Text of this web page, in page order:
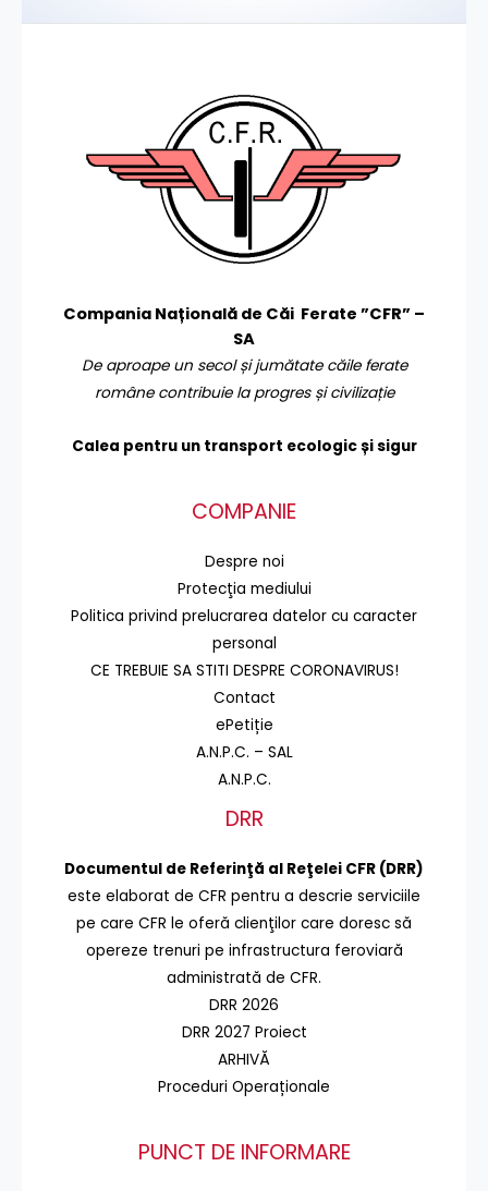
Compania Națională de Căi Ferate ”CFR” –
SA
De aproape un secol și jumătate căile ferate
române contribuie la progres și civilizație
Calea pentru un transport ecologic și sigur
COMPANIE
Despre noi
Protecţia mediului
Politica privind prelucrarea datelor cu caracter
personal
CE TREBUIE SA STITI DESPRE CORONAVIRUS!
Contact
ePetiție
A.N.P.C. – SAL
A.N.P.C.
DRR
Documentul de Referinţă al Reţelei CFR (DRR)
este elaborat de CFR pentru a descrie serviciile
pe care CFR le oferă clienţilor care doresc să
opereze trenuri pe infrastructura feroviară
administrată de CFR.
DRR 2026
DRR 2027 Proiect
ARHIVĂ
Proceduri Operaționale
PUNCT DE INFORMARE